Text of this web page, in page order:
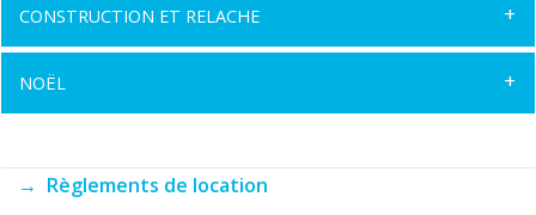
CONSTRUCTION ET RELACHE
NOËL
→ Règlements de location